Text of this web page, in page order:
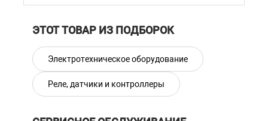
ЭТОТ ТОВАР ИЗ ПОДБОРОК
Электротехническое оборудование
Реле, датчики и контроллеры